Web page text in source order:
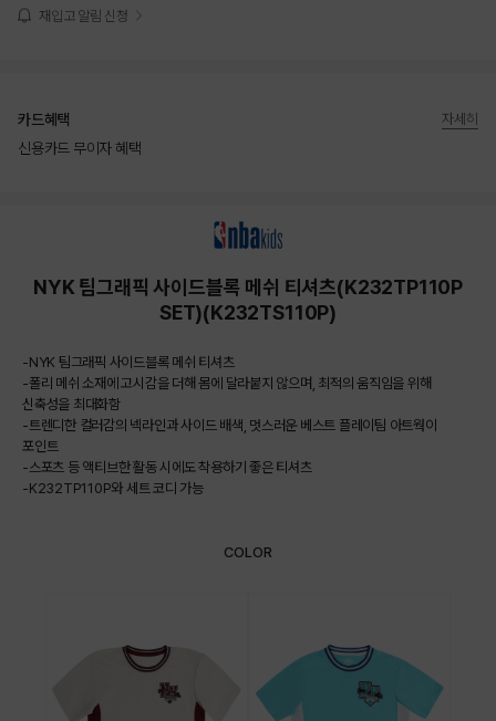
재입고 알림 신청
카드혜택
신용카드 무이자 혜택
자세히
NYK 팀그래픽 사이드블록 메쉬 티셔츠(K232TP110P
SET)(K232TS110P)
-NYK 팀그래픽 사이드블록 메쉬 티셔츠
-폴리 메쉬 소재에 고시감을 더해 몸에 달라붙지 않으며, 최적의 움직임을 위해
신축성을 최대화함
-트렌디한 컬러감의 넥라인과 사이드 배색, 멋스러운 베스트 플레이팀 아트웍이
포인트
-스포츠 등 액티브한 활동 시에도 착용하기 좋은 티셔츠
-K232TP110P와 세트 코디 가능
COLOR